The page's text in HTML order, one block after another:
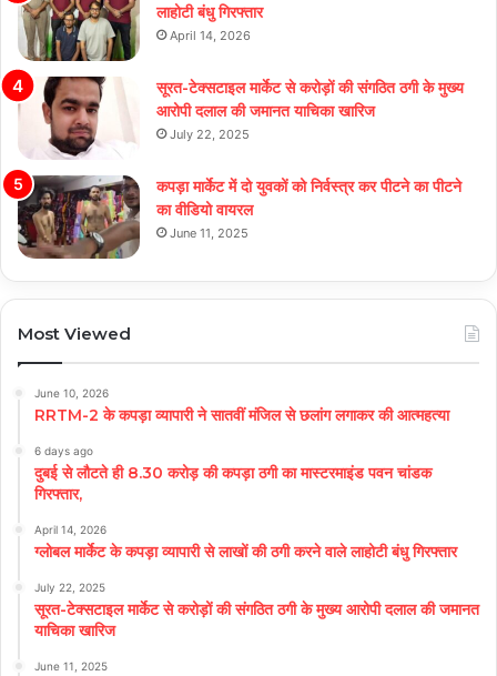
लाहोटी बंधु गिरफ्तार
April 14, 2026
सूरत-टेक्सटाइल मार्केट से करोड़ों की संगठित ठगी के मुख्य
आरोपी दलाल की जमानत याचिका खारिज
July 22, 2025
कपड़ा मार्केट में दो युवकों को निर्वस्त्र कर पीटने का पीटने
का वीडियो वायरल
June 11, 2025
Most Viewed
June 10, 2026
RRTM-2 के कपड़ा व्यापारी ने सातवीं मंजिल से छलांग लगाकर की आत्महत्या
6 days ago
दुबई से लौटते ही 8.30 करोड़ की कपड़ा ठगी का मास्टरमाइंड पवन चांडक
गिरफ्तार,
April 14, 2026
ग्लोबल मार्केट के कपड़ा व्यापारी से लाखों की ठगी करने वाले लाहोटी बंधु गिरफ्तार
July 22, 2025
सूरत-टेक्सटाइल मार्केट से करोड़ों की संगठित ठगी के मुख्य आरोपी दलाल की जमानत
याचिका खारिज
June 11, 2025